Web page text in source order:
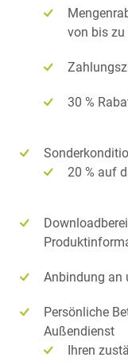
von bis
30 %
20 % auf
Anbindung an
Persönliche
Außendienst
Ihren